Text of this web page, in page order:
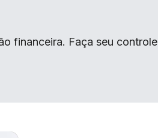
financeira. Faça seu controle